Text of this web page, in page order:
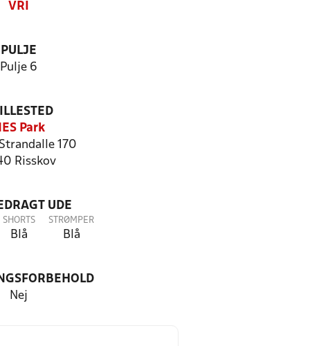
VRI
PULJE
Pulje 6
Park
170
Risskov
UDE
SHORTS
Blå
STRØMPER
Blå
Nej